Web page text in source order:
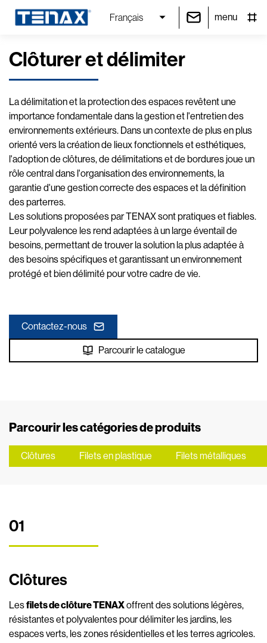
Français menu
Clôturer et délimiter
La délimitation et la protection des espaces revêtent une
importance fondamentale dans la gestion et l'entretien des
environnements extérieurs. Dans un contexte de plus en plus
orienté vers la création de lieux fonctionnels et esthétiques,
l'adoption de clôtures, de délimitations et de bordures joue un
rôle central dans l'organisation des environnements, la
garantie d'une gestion correcte des espaces et la définition
des parterres.
Les solutions proposées par TENAX sont pratiques et fiables.
Leur polyvalence les rend adaptées à un large éventail de
besoins, permettant de trouver la solution la plus adaptée à
des besoins spécifiques et garantissant un environnement
protégé et bien délimité pour votre cadre de vie.
Contactez-nous
Parcourir le catalogue
Parcourir les catégories de produits
Clôtures Filets en plastique Filets métalliques
01
Clôtures
Lesfilets de clôture TENAXoffrent des solutions légères,
résistantes et polyvalentes pour délimiter les jardins, les
espaces verts, les zones résidentielles et les terres agricoles.